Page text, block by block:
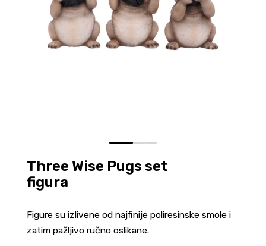
0 1 2
Three Wise Pugs set
figura
Figure su izlivene od najfinije poliresinske smole i
zatim pažljivo ručno oslikane.